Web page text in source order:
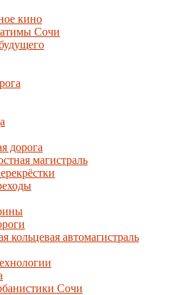
кино
Сочи
дорога
магистраль
кольцевая автомагистраль
Сочи